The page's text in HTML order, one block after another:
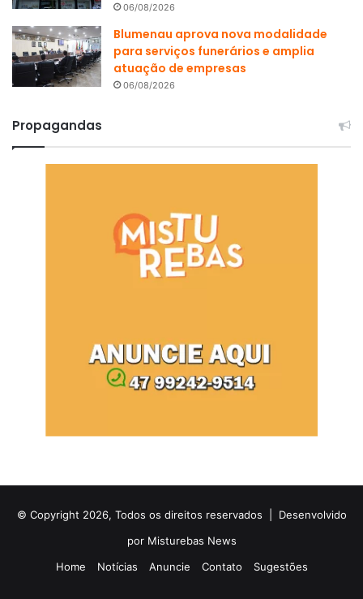
06/08/2026
Blumenau aprova nova modalidade
para serviços funerários e amplia
atuação de empresas
06/08/2026
Propagandas
© Copyright 2026, Todos os direitos reservados | Desenvolvido
por Misturebas News
Home
Notícias Anuncie Contato Sugestões